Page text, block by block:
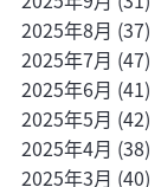
2025年8月 (37)
2025年7月 (47)
2025年6月 (41)
2025年5月 (42)
2025年4月 (38)
2025年3月 (40)